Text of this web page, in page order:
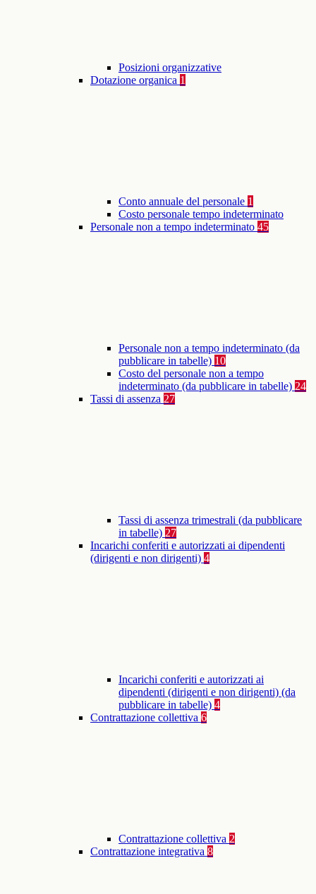
Posizioni organizzative
Dotazione organica 1
Conto annuale del personale 1
Costo personale tempo indeterminato
Personale non a tempo indeterminato 45
Personale non a tempo indeterminato (da
pubblicare in tabelle) 10
Costo del personale non a tempo
indeterminato (da pubblicare in tabelle) 24
Tassi di assenza 27
Tassi di assenza trimestrali (da pubblicare
in tabelle) 27
Incarichi conferiti e autorizzati ai dipendenti
(dirigenti e non dirigenti) 4
Incarichi conferiti e autorizzati ai
dipendenti (dirigenti e non dirigenti) (da
pubblicare in tabelle) 4
Contrattazione collettiva 6
Contrattazione collettiva 2
Contrattazione integrativa 8